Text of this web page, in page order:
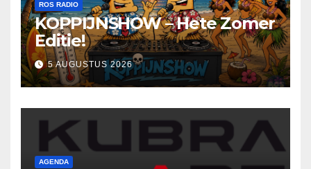
ROS RADIO
KOPPIJNSHOW – Hete Zomer
Editie!
5 AUGUSTUS 2026
AGENDA